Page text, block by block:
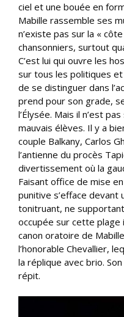
ciel et une bouée en
Mabille rassemble ses
n’existe pas sur la «
chansonniers, surtout
C’est lui qui ouvre les
sur tous les politiques
de se distinguer dans
prend pour son grade,
l’Élysée. Mais il n’est
mauvais élèves. Il y a
couple Balkany, Carlos
l’antienne du procès
divertissement où la
Faisant office de mise
punitive s’efface devant
tonitruant, ne
occupée sur cette plage
canon oratoire de
l’honorable Chevallier,
la réplique avec brio.
répit.